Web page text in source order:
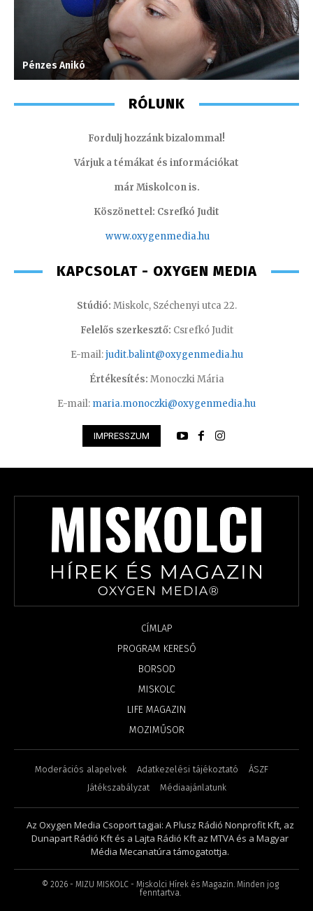
Pénzes Anikó
RÓLUNK
Fordulj hozzánk bizalommal!
Várjuk a témákat és információkat
már Miskolcon is.
Köszönettel: Csrefkó Judit
www.oxygenmedia.hu
KAPCSOLAT - OXYGEN MEDIA
Stúdió: Miskolc, Széchenyi utca 22.
Felelős szerkesztő: Csrefkó Judit
E-mail:judit.balint@oxygenmedia.hu
Értékesítés: Monoczki Mária
E-mail: maria.monoczki@oxygenmedia.hu
IMPRESSZUM
CÍMLAP
PROGRAM KERESŐ
BORSOD
MISKOLC
LIFE MAGAZIN
MOZIMŰSOR
Moderációs alapelvek Adatkezelési tájékoztató
ÁSZF
Játékszabályzat
Médiaajánlatunk
Az Oxygen Media Csoport tagjai: A Plusz Rádió Nonprofit Kft, az
Dunapart Rádió Kft és a Lajta Rádió Kft az MTVA és a Magyar
Média Mecanatúra támogatottja.
© 2026- MIZU MISKOLC - Miskolci Hírek és Magazin. Minden jog
fenntartva.